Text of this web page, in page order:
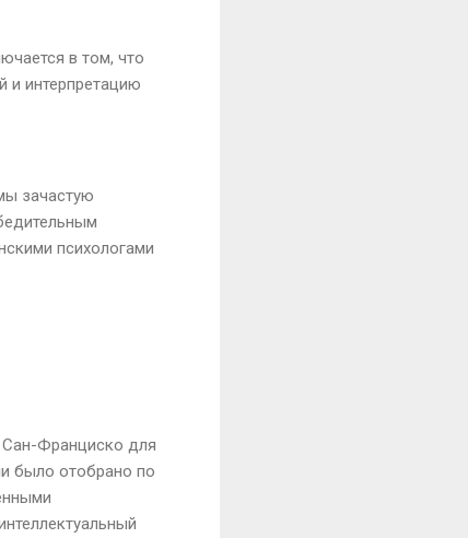
в том, что
и интерпретацию
зачастую
психологами
Сан-Франциско для
было отобрано по